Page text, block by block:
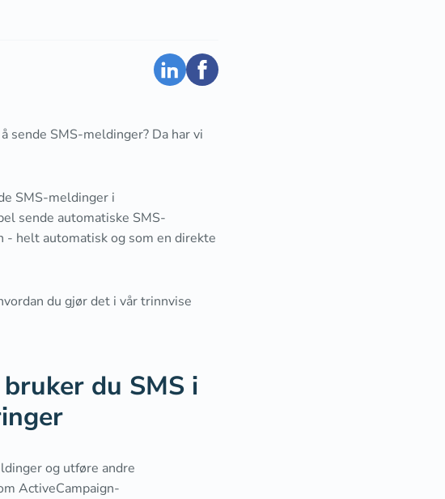
sende SMS-meldinger? Da har vi
SMS-meldinger i
sende automatiske SMS-
helt automatisk og som en direkte
du gjør det i vår trinnvise
du SMS i
og utføre andre
ActiveCampaign-